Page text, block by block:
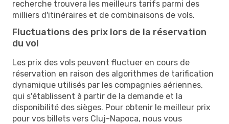
recherche trouvera les meilleurs tarifs parmi des
milliers d'itinéraires et de combinaisons de vols.
Fluctuations des prix lors de la réservation
du vol
Les prix des vols peuvent fluctuer en cours de
réservation en raison des algorithmes de tarification
dynamique utilisés par les compagnies aériennes,
qui s'établissent à partir de la demande et la
disponibilité des sièges. Pour obtenir le meilleur prix
pour vos billets vers Cluj-Napoca, nous vous